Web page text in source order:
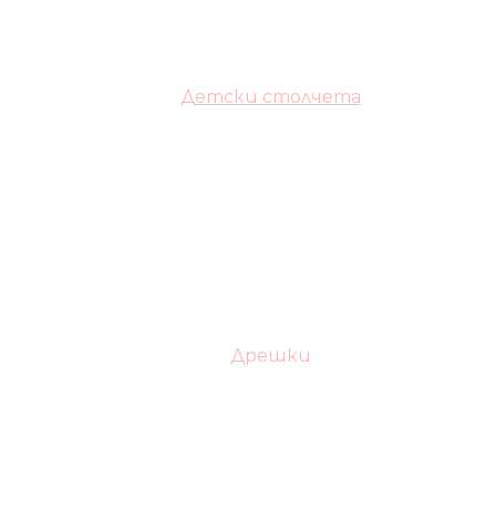
Детски столчета
Дрешки